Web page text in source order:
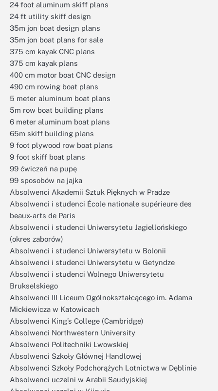
24 foot aluminum skiff plans
24 ft utility skiff design
35m jon boat design plans
35m jon boat plans for sale
375 cm kayak CNC plans
375 cm kayak plans
400 cm motor boat CNC design
490 cm rowing boat plans
5 meter aluminum boat plans
5m row boat building plans
6 meter aluminum boat plans
65m skiff building plans
9 foot plywood row boat plans
9 foot skiff boat plans
99 ćwiczeń na pupę
99 sposobów na jajka
Absolwenci Akademii Sztuk Pięknych w Pradze
Absolwenci i studenci École nationale supérieure des
beaux-arts de Paris
Absolwenci i studenci Uniwersytetu Jagiellońskiego
(okres zaborów)
Absolwenci i studenci Uniwersytetu w Bolonii
Absolwenci i studenci Uniwersytetu w Getyndze
Absolwenci i studenci Wolnego Uniwersytetu
Brukselskiego
Absolwenci III Liceum Ogólnokształcącego im. Adama
Mickiewicza w Katowicach
Absolwenci King’s College (Cambridge)
Absolwenci Northwestern University
Absolwenci Politechniki Lwowskiej
Absolwenci Szkoły Głównej Handlowej
Absolwenci Szkoły Podchorążych Lotnictwa w Dęblinie
Absolwenci uczelni w Arabii Saudyjskiej